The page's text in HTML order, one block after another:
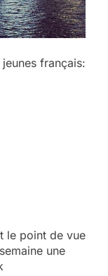
français:
le point de vue
une